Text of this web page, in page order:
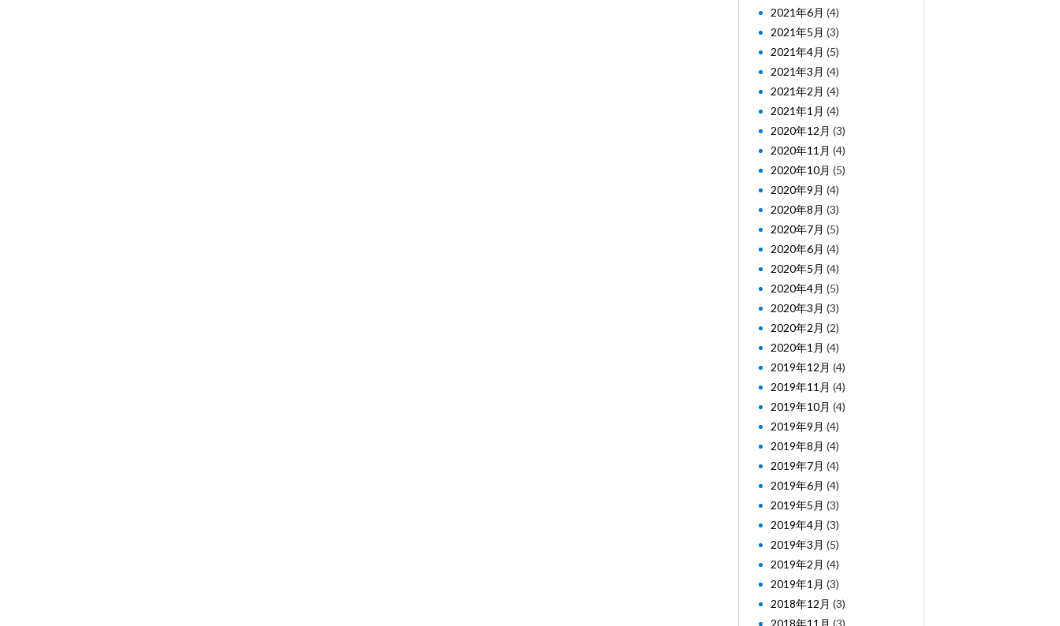
2021年6月 (4)
2021年5月 (3)
2021年4月 (5)
2021年3月 (4)
2021年2月 (4)
2021年1月 (4)
2020年12月 (3)
2020年11月 (4)
2020年10月 (5)
2020年9月 (4)
2020年8月 (3)
2020年7月 (5)
2020年6月 (4)
2020年5月 (4)
2020年4月 (5)
2020年3月 (3)
2020年2月 (2)
2020年1月 (4)
2019年12月 (4)
2019年11月 (4)
2019年10月 (4)
2019年9月 (4)
2019年8月 (4)
2019年7月 (4)
2019年6月 (4)
2019年5月 (3)
2019年4月 (3)
2019年3月 (5)
2019年2月 (4)
2019年1月 (3)
2018年12月 (3)
2018年11月 (3)